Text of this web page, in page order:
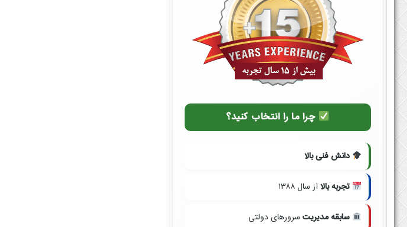
چرا ما را انتخاب کنید؟
دانش فنی بالا
تجربه بالا از سال ۱۳۸۸
سابقه مدیریت سرورهای دولتی